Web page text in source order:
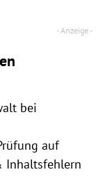
bei
auf
Inhaltsfehlern